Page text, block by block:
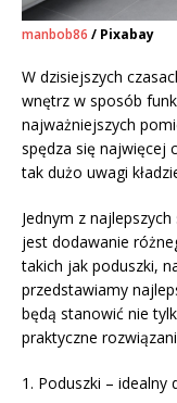
manbob86 / Pixabay
W dzisiejszych
wnętrz w sposób
najważniejszych
spędza się najwięcej
tak dużo uwagi
Jednym z
jest dodawanie
takich jak poduszki,
przedstawiamy
będą stanowić nie
praktyczne
1. Poduszki – idealny